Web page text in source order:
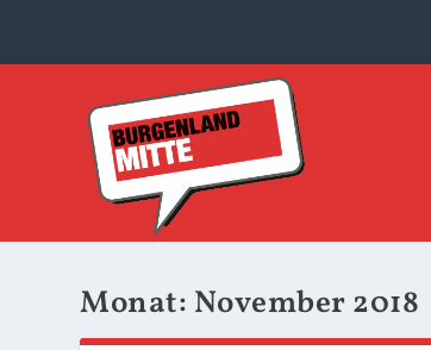
Monat: November 2018